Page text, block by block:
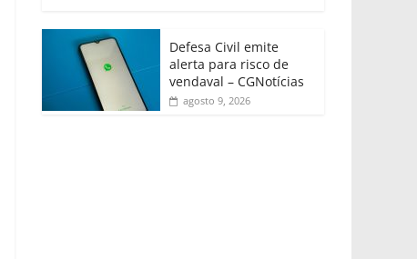
Defesa Civil emite
alerta para risco de
vendaval – CGNotícias
agosto 9, 2026